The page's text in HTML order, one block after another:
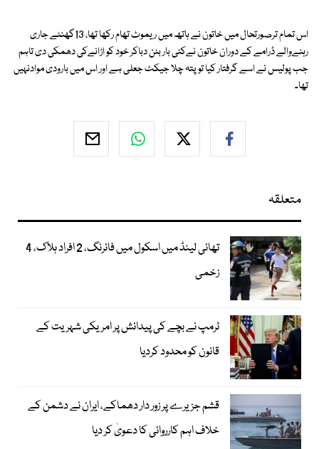
اس تمام ترصورتحال میں خاتون نے ہاتھ میں ریموٹ تھام رکھا تھا، 13گھنٹے جاری
رہنےوالے ڈرامے کے دوران خاتون نےکئی بار بٹن دباکر خود کو اڑانےکی دھمکی دی تاہم
جب پولیس نے اسے گرفتار کیا تو پتہ چلا جیکٹ جعلی ہے اور اس میں بارودی موادنہیں
تھا۔
متعلقہ
تھائی لینڈ میں اسکول میں فائرنگ، 2 افراد ہلاک، 4
زخمی
ٹرمپ نے بچے کی پیدائش پر امریکی شہریت کے
قانون کو محدود کردیا
قشم جزیرے پر زور دار دھماکے، ایران نے دشمن کے
خلاف اہم کارروائی کا دعویٰ کر دیا